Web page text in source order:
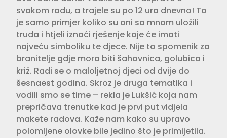
svakom radu, a trajele su po 12 ura dnevno! To
je samo primjer koliko su oni sa mnom uložili
truda i htjeli iznaći rješenje koje će imati
najveću simboliku te djece. Nije to spomenik za
branitelje gdje mora biti šahovnica, golubica i
križ. Radi se o maloljetnoj djeci od dvije do
šesnaest godina. Skroz je druga tematika i
vodili smo se time – rekla je Lukšić koja nam
prepričava trenutke kad je prvi put vidjela
makete radova. Kaže nam kako su upravo
polomljene olovke bile jedino što je primijetila.